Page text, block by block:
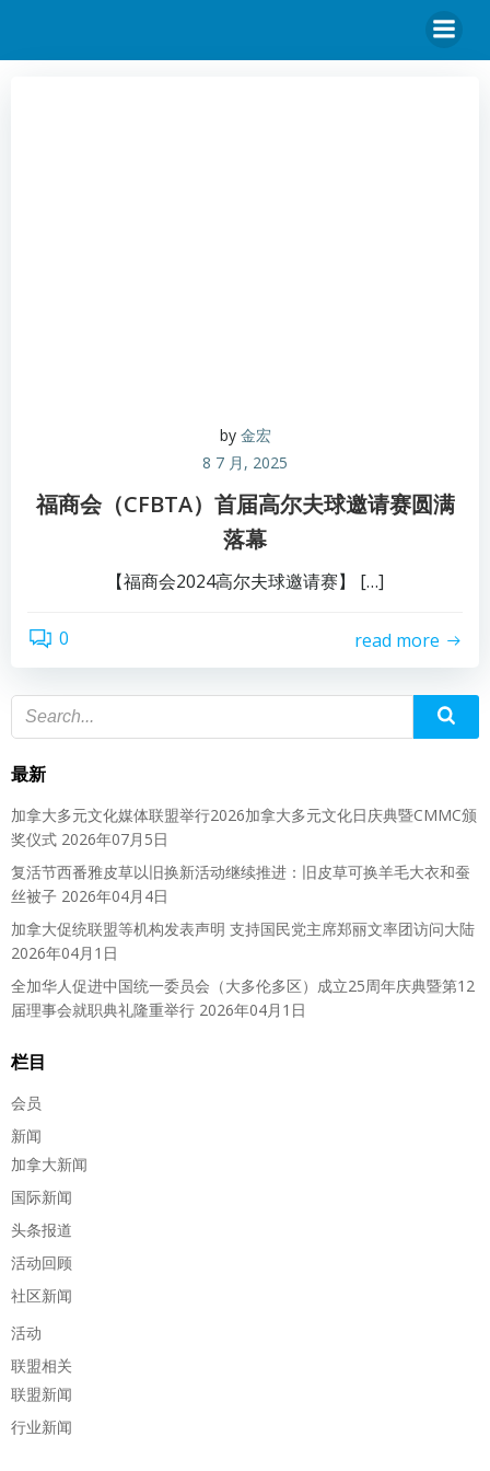
by 金宏
8 7 月, 2025
福商会（CFBTA）首届高尔夫球邀请赛圆满
落幕
【福商会2024高尔夫球邀请赛】 […]
0 read more
最新
加拿大多元文化媒体联盟举行2026加拿大多元文化日庆典暨CMMC颁
奖仪式 2026年07月5日
复活节西番雅皮草以旧换新活动继续推进：旧皮草可换羊毛大衣和蚕
丝被子 2026年04月4日
加拿大促统联盟等机构发表声明 支持国民党主席郑丽文率团访问大陆
2026年04月1日
全加华人促进中国统一委员会（大多伦多区）成立25周年庆典暨第12
届理事会就职典礼隆重举行 2026年04月1日
栏目
会员
新闻
加拿大新闻
国际新闻
头条报道
活动回顾
社区新闻
活动
联盟相关
联盟新闻
行业新闻